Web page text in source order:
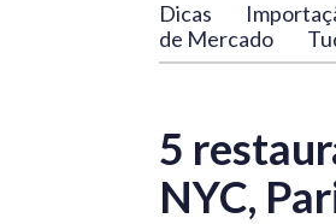
Dicas
de Mercado
5
NYC,